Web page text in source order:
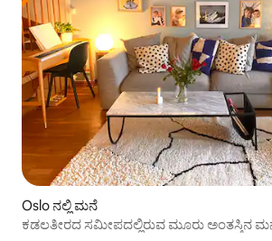
Oslo ನಲ್ಲಿ ಮನೆ
ಕಡಲತೀರದ ಸಮೀಪದಲ್ಲಿರುವ ಮೂರು ಅಂತಸ್ತಿನ